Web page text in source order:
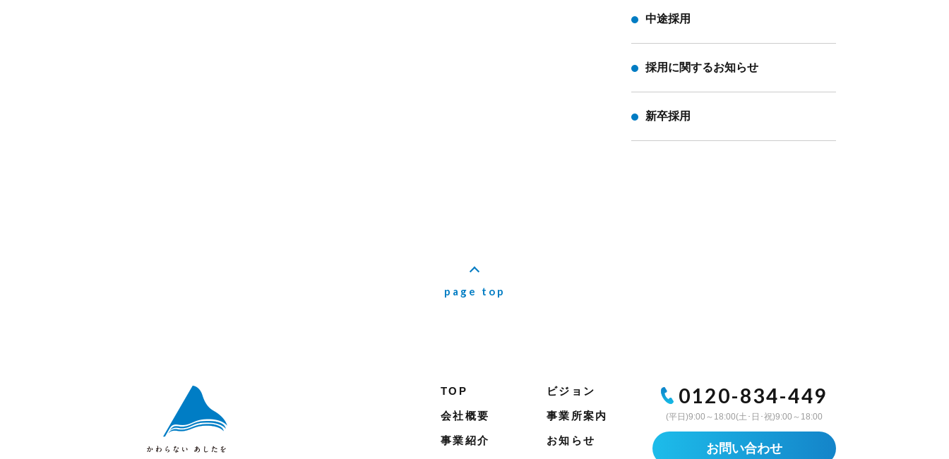
中途採用
採用に関するお知らせ
新卒採用
page top
TOP ビジョン
会社概要 事業所案内
事業紹介 お知らせ
0120-834-449
(平日)9:00～18:00(土･日･祝)9:00～18:00
お問い合わせ